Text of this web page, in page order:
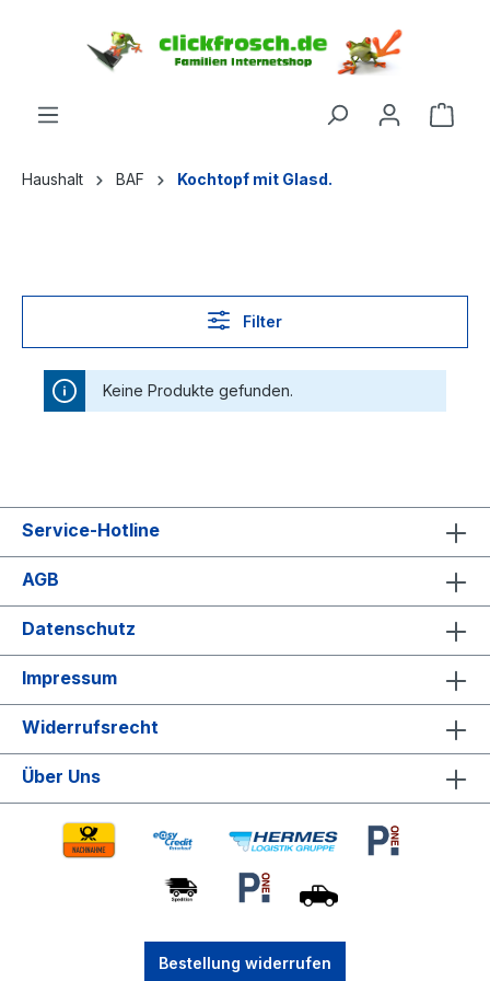
Haushalt BAF Kochtopf mit Glasd.
Filter
Keine Produkte gefunden.
Service-Hotline
AGB
Datenschutz
Impressum
Widerrufsrecht
Über Uns
Bestellung widerrufen